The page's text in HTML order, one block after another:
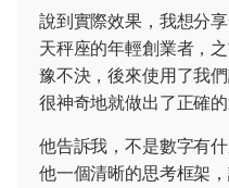
說到實際效果，我想分
天秤座的年輕創業者，
豫不決，後來使用了我
很神奇地就做出了正確的
他告訴我，不是數字有
他一個清晰的思考框架